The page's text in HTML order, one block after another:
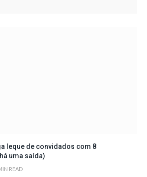
leque de convidados com 8
uma saída)
READ